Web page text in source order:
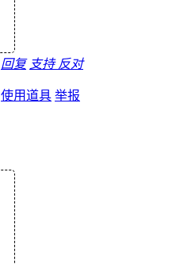
回复 支持 反对
使用道具 举报